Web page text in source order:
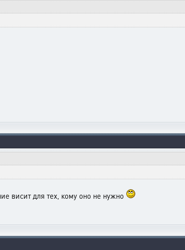
висит для тех, кому оно не нужно